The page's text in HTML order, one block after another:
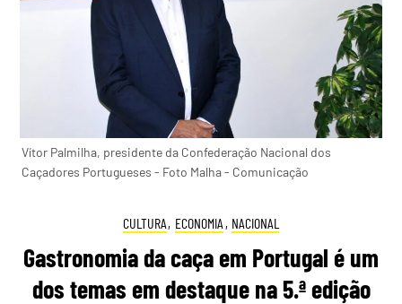
Vítor Palmilha, presidente da Confederação Nacional dos
Caçadores Portugueses - Foto Malha - Comunicação
CULTURA, ECONOMIA , NACIONAL
Gastronomia da caça em Portugal é um
dos temas em destaque na 5.ª edição